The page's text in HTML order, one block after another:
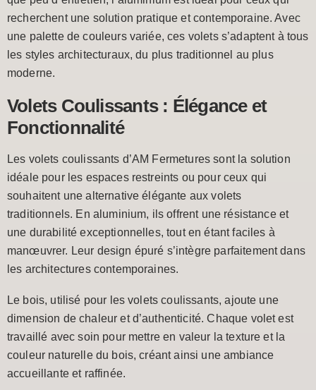
recherchent une solution pratique et contemporaine. Avec
une palette de couleurs variée, ces volets s’adaptent à tous
les styles architecturaux, du plus traditionnel au plus
moderne.
Volets Coulissants : Élégance et
Fonctionnalité
Les volets coulissants d’AM Fermetures sont la solution
idéale pour les espaces restreints ou pour ceux qui
souhaitent une alternative élégante aux volets
traditionnels. En aluminium, ils offrent une résistance et
une durabilité exceptionnelles, tout en étant faciles à
manœuvrer. Leur design épuré s’intègre parfaitement dans
les architectures contemporaines.
Le bois, utilisé pour les volets coulissants, ajoute une
dimension de chaleur et d’authenticité. Chaque volet est
travaillé avec soin pour mettre en valeur la texture et la
couleur naturelle du bois, créant ainsi une ambiance
accueillante et raffinée.